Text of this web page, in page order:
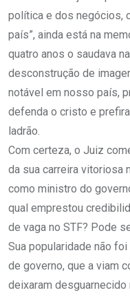
política e dos negócios,
país”, ainda está na
quatro anos o saudava
desconstrução de
notável em nosso país,
defenda o cristo e
ladrão.
Com certeza, o Juiz
da sua carreira vitoriosa
como ministro do
qual emprestou
de vaga no STF? Pode
Sua popularidade não
de governo, que a viam
deixaram